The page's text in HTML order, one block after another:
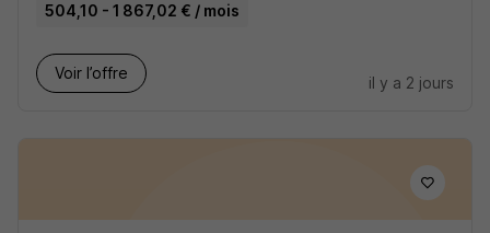
504,10 - 1 867,02 € / mois
Voir l’offre
il y a 2 jours